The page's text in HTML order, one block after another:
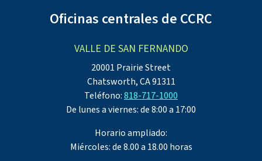
Oficinas centrales de CCRC
VALLE DE SAN FERNANDO
20001 Prairie Street
Chatsworth, CA 91311
Teléfono:818-717-1000
De lunes a viernes: de 8:00 a 17:00
Horario ampliado:
Miércoles: de 8.00 a 18.00 horas